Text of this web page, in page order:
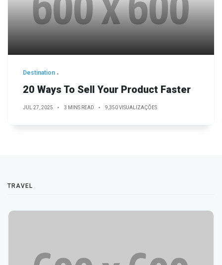
Destination
20 Ways To Sell Your Product Faster
JUL 27, 2025 3 MINS READ 9,350 VISUALIZAÇÕES
TRAVEL